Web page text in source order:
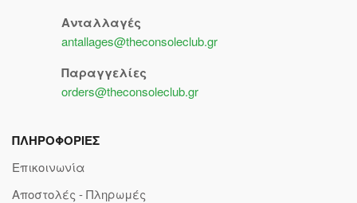
Ανταλλαγές
antallages@theconsoleclub.gr
Παραγγελίες
orders@theconsoleclub.gr
ΠΛΗΡΟΦΟΡΙΕΣ
Επικοινωνία
Αποστολές - Πληρωμές